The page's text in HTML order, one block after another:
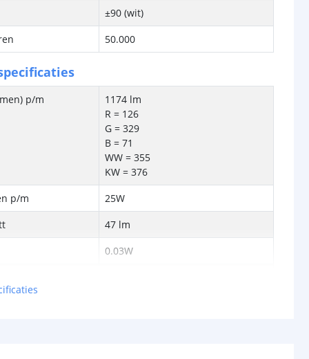
±90 (wit)
50.000
p/m
1174 lm
R = 126
G = 329
B = 71
WW = 355
KW = 376
p/m
25W
47 lm
0.03W